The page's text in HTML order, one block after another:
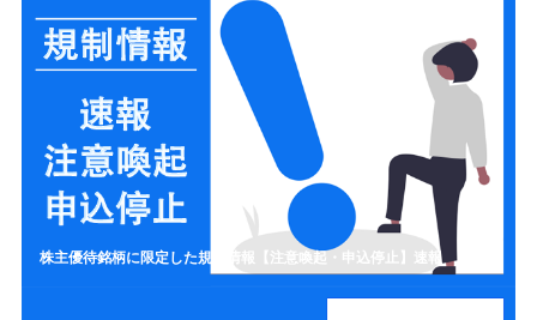
株主優待銘柄に限定した規制情報【注意喚起・申込停止】速報